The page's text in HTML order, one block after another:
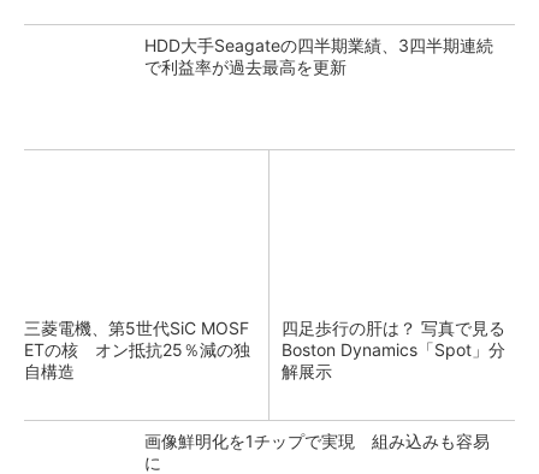
HDD大手Seagateの四半期業績、3四半期連続
で利益率が過去最高を更新
三菱電機、第5世代SiC MOSF
ETの核 オン抵抗25％減の独
自構造
四足歩行の肝は？ 写真で見る
Boston Dynamics「Spot」分
解展示
画像鮮明化を1チップで実現 組み込みも容易
に